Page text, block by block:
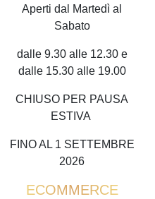
Aperti dal Martedì al
Sabato
dalle 9.30 alle 12.30 e
dalle 15.30 alle 19.00
CHIUSO PER PAUSA
ESTIVA
FINO AL 1 SETTEMBRE
2026
ECOMMERCE